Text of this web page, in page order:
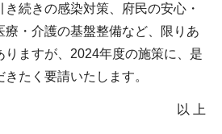
続きの感染対策、府民の安心・
療・介護の基盤整備など、限りあ
りますが、2024年度の施策に、是
たく要請いたします。
以 上